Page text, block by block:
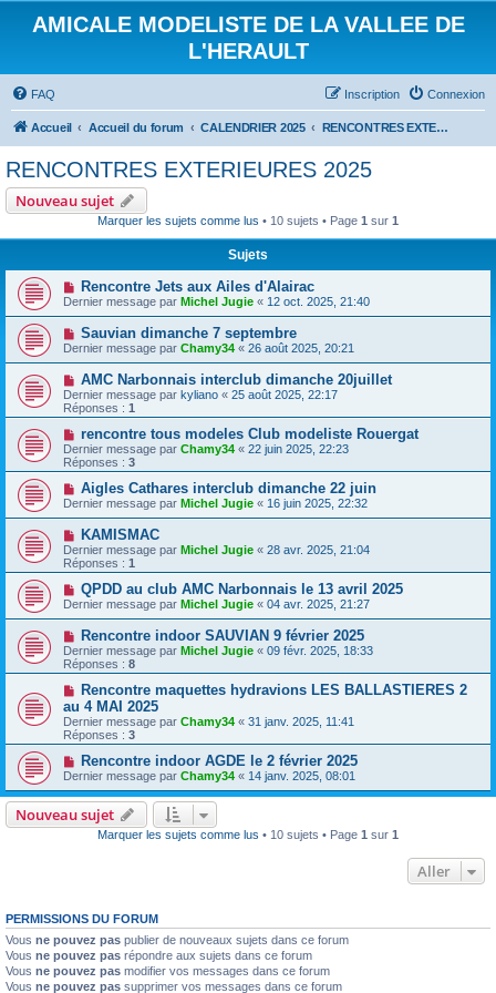
AMICALE MODELISTE DE LA VALLEE DE
L'HERAULT
FAQ Connexion
Inscription
Accueil Accueil du forum CALENDRIER 2025 RENCONTRES EXTERIEURES 2025
RENCONTRES EXTERIEURES 2025
Nouveau sujet
Marquer les sujets comme lus • 10 sujets • Page 1 sur 1
Sujets
Rencontre Jets aux Ailes d'Alairac
Dernier message par Michel Jugie « 12 oct. 2025, 21:40
Sauvian dimanche 7 septembre
Dernier message par Chamy34 « 26 août 2025, 20:21
AMC Narbonnais interclub dimanche 20juillet
Dernier message par kyliano « 25 août 2025, 22:17
Réponses : 1
rencontre tous modeles Club modeliste Rouergat
Dernier message par Chamy34 « 22 juin 2025, 22:23
Réponses : 3
Aigles Cathares interclub dimanche 22 juin
Dernier message par Michel Jugie « 16 juin 2025, 22:32
KAMISMAC
Dernier message par Michel Jugie « 28 avr. 2025, 21:04
Réponses : 1
QPDD au club AMC Narbonnais le 13 avril 2025
Dernier message par Michel Jugie « 04 avr. 2025, 21:27
Rencontre indoor SAUVIAN 9 février 2025
Dernier message par Michel Jugie « 09 févr. 2025, 18:33
Réponses : 8
Rencontre maquettes hydravions LES BALLASTIERES 2
au 4 MAI 2025
Dernier message par Chamy34 « 31 janv. 2025, 11:41
Réponses : 3
Rencontre indoor AGDE le 2 février 2025
Dernier message par Chamy34 « 14 janv. 2025, 08:01
Nouveau sujet
Marquer les sujets comme lus • 10 sujets • Page 1 sur 1
Aller
PERMISSIONS DU FORUM
Vous ne pouvez pas publier de nouveaux sujets dans ce forum
Vous ne pouvez pas répondre aux sujets dans ce forum
Vous ne pouvez pas modifier vos messages dans ce forum
Vous ne pouvez pas supprimer vos messages dans ce forum